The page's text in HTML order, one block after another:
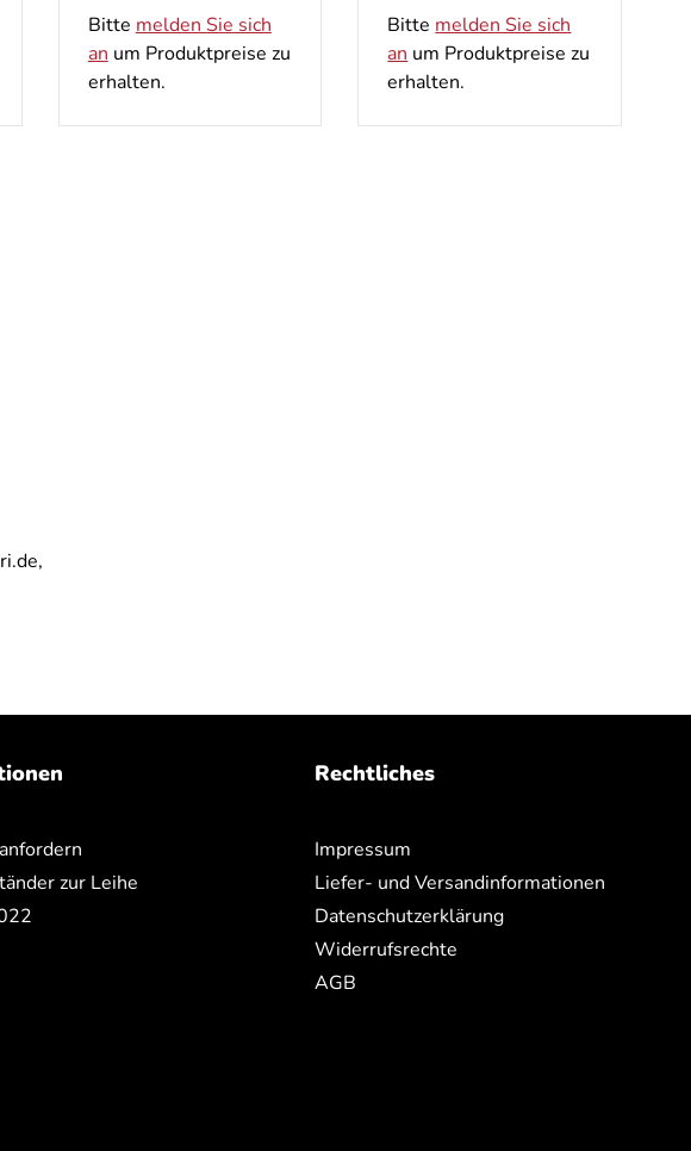
Bitte melden Sie sich
an um Produktpreise zu
erhalten.
Bitte melden Sie sich
an um Produktpreise zu
erhalten.
zur Leihe
Rechtliches
Impressum
Liefer- und Versandinformationen
Datenschutzerklärung
Widerrufsrechte
AGB